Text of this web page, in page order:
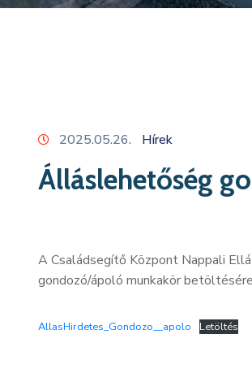
2025.05.26. Hírek
Álláslehetőség
A Családsegítő Központ Nappali
gondozó/ápoló munkakör
AllasHirdetes_Gondozo__apolo Letöltés